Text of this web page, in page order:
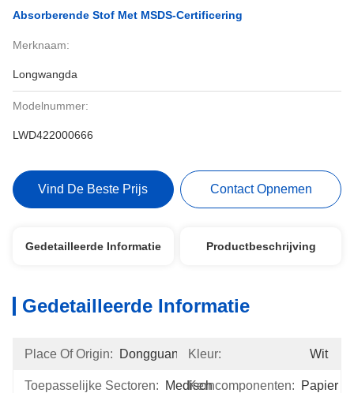
Absorberende Stof Met MSDS-Certificering
Merknaam:
Longwangda
Modelnummer:
LWD422000666
Vind De Beste Prijs Contact Opnemen
Gedetailleerde Informatie Productbeschrijving
Gedetailleerde Informatie
Place Of Origin: Dongguan Kleur: Wit
Toepasselijke Sectoren: MedischKerncomponenten: Papier